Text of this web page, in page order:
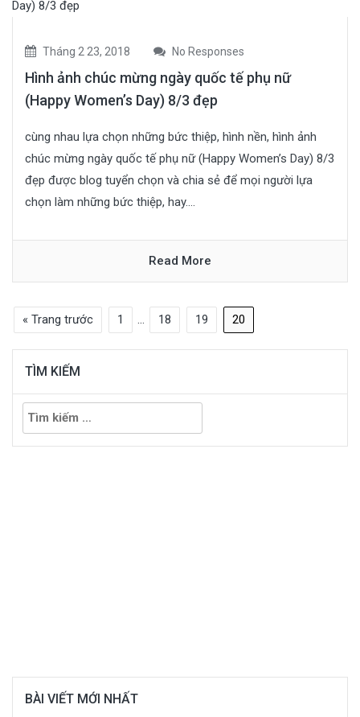
Tháng 2 23, 2018 No Responses
Hình ảnh chúc mừng ngày quốc tế phụ nữ
(Happy Women’s Day) 8/3 đẹp
cùng nhau lựa chọn những bức thiệp, hình nền, hình ảnh
chúc mừng ngày quốc tế phụ nữ (Happy Women’s Day) 8/3
đẹp được blog tuyển chọn và chia sẻ để mọi người lựa
chọn làm những bức thiệp, hay....
Read More
« Trang trước 1 18 19 20
TÌM KIẾM
Tìm
kiếm
cho:
BÀI VIẾT MỚI NHẤT